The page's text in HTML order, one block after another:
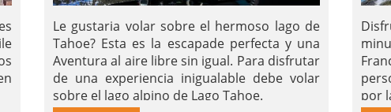
Le gustaria volar sobre el hermoso lago de
Tahoe? Esta es la escapade perfecta y una
Aventura al aire libre sin igual. Para disfrutar
de una experiencia inigualable debe volar
sobre el lago alpino de Lago Tahoe.
por